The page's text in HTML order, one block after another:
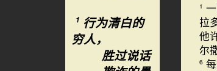
1
拉
他
尔
6
1 行为清白的
穷人，
胜过说话